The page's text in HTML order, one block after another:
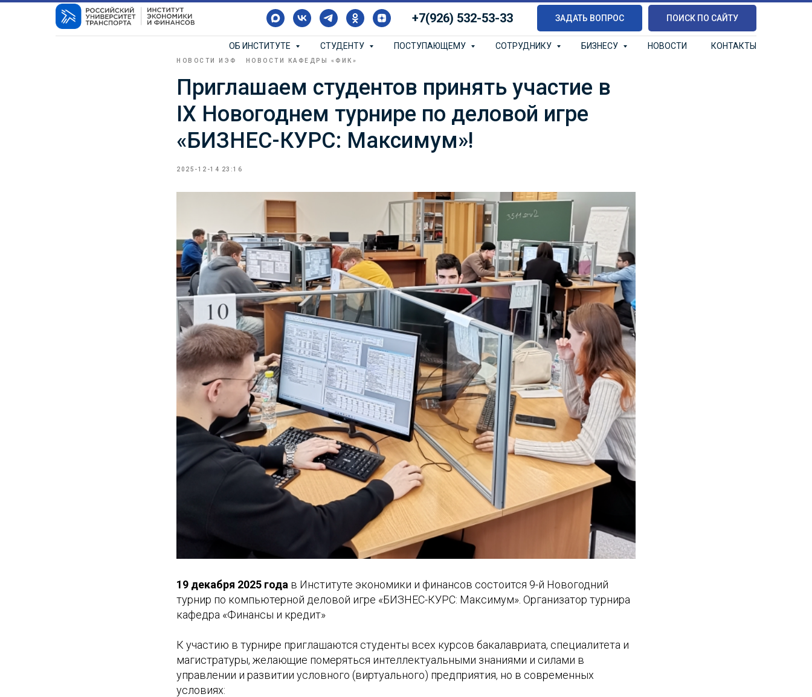
+7(926) 532-53-33 ЗАДАТЬ ВОПРОС ПОИСК ПО САЙТУ
ОБ ИНСТИТУТЕ СТУДЕНТУ ПОСТУПАЮЩЕМУ СОТРУДНИКУ БИЗНЕСУ НОВОСТИ КОНТАКТЫ
НОВОСТИ ИЭФ НОВОСТИ КАФЕДРЫ «ФИК»
Приглашаем студентов принять участие в
IX Новогоднем турнире по деловой игре
«БИЗНЕС-КУРС: Максимум»!
2025-12-14 23:16
19 декабря 2025 года в Институте экономики и финансов состоится 9-й Новогодний
турнир по компьютерной деловой игре «БИЗНЕС-КУРС: Максимум». Организатор турнира
кафедра «Финансы и кредит»
К участию в турнире приглашаются студенты всех курсов бакалавриата, специалитета и
магистратуры, желающие померяться интеллектуальными знаниями и силами в
управлении и развитии условного (виртуального) предприятия, но в современных
условиях: